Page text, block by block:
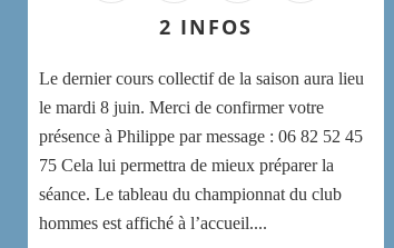
2 INFOS
Le dernier cours collectif de la saison aura lieu
le mardi 8 juin. Merci de confirmer votre
présence à Philippe par message : 06 82 52 45
75 Cela lui permettra de mieux préparer la
séance. Le tableau du championnat du club
hommes est affiché à l’accueil....